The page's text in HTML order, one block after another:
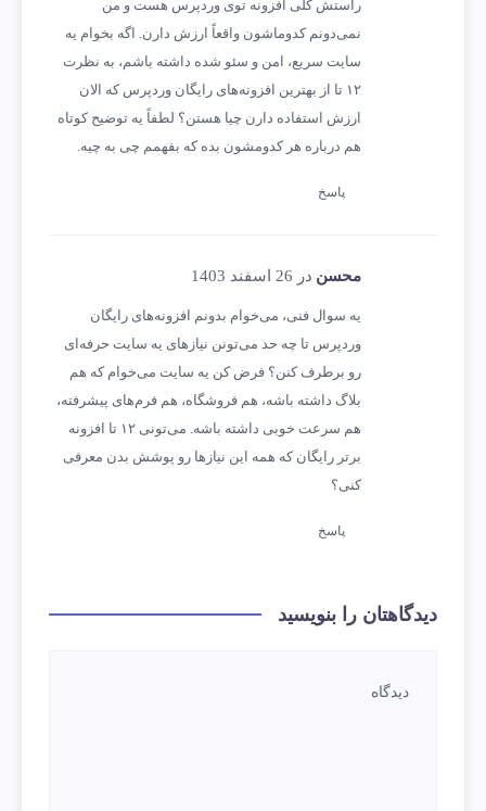
راستش کلی افزونه توی وردپرس هست و من
نمی‌دونم کدوماشون واقعاً ارزش دارن. اگه بخوام یه
سایت سریع، امن و سئو شده داشته باشم، به نظرت
۱۲ تا از بهترین افزونه‌های رایگان وردپرس که الان
ارزش استفاده دارن چیا هستن؟ لطفاً یه توضیح کوتاه
هم درباره هر کدومشون بده که بفهمم چی به چیه.
پاسخ
محسن در 26 اسفند 1403
یه سوال فنی، می‌خوام بدونم افزونه‌های رایگان
وردپرس تا چه حد می‌تونن نیازهای یه سایت حرفه‌ای
رو برطرف کنن؟ فرض کن یه سایت می‌خوام که هم
بلاگ داشته باشه، هم فروشگاه، هم فرم‌های پیشرفته،
هم سرعت خوبی داشته باشه. می‌تونی ۱۲ تا افزونه
برتر رایگان که همه این نیازها رو پوشش بدن معرفی
کنی؟
پاسخ
دیدگاهتان را بنویسید